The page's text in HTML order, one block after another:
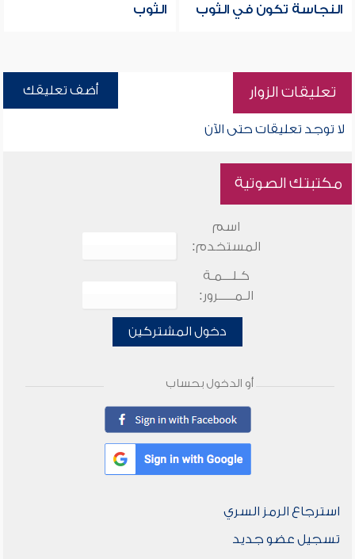
النجاسة تكون في الثوب
الثوب
تعليقات الزوار أضف تعليقك
لا توجد تعليقات حتى الآن
مكتبتك الصوتية
اسم
المستخدم:
كـلـــمـة
الـمـــــرور:
دخول المشتركين
أو الدخول بحساب
استرجاع الرمز السري
تسجيل عضو جديد